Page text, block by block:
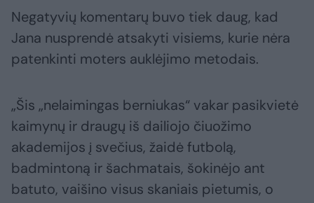
Negatyvių komentarų buvo tiek daug, kad
Jana nusprendė atsakyti visiems, kurie nėra
patenkinti moters auklėjimo metodais.
„Šis „nelaimingas berniukas“ vakar pasikvietė
kaimynų ir draugų iš dailiojo čiuožimo
akademijos į svečius, žaidė futbolą,
badmintoną ir šachmatais, šokinėjo ant
batuto, vaišino visus skaniais pietumis, o